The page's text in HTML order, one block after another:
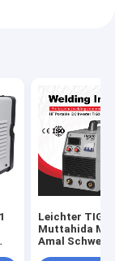
Leichter TIG-
Muttahida
Amal